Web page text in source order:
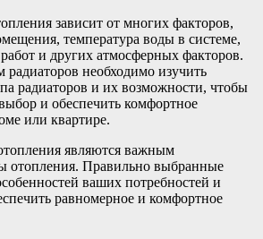
зависит от многих факторов,
температура воды в системе,
и других атмосферных факторов.
радиаторов необходимо изучить
радиаторов и их возможности, чтобы
и обеспечить комфортное
или квартире.
являются важным
отопления. Правильно выбранные
ваших потребностей и
равномерное и комфортное